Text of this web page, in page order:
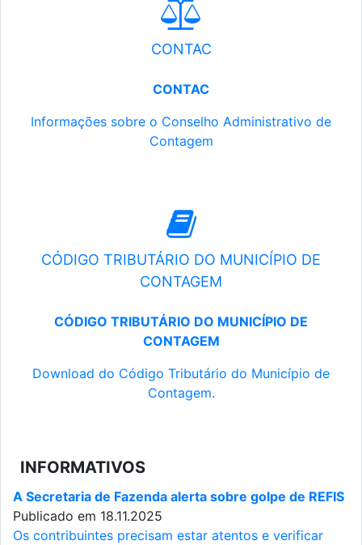
CONTAC
CONTAC
Informações sobre o Conselho Administrativo de
Contagem
CÓDIGO TRIBUTÁRIO DO MUNICÍPIO DE
CONTAGEM
CÓDIGO TRIBUTÁRIO DO MUNICÍPIO DE
CONTAGEM
Download do Código Tributário do Município de
Contagem.
INFORMATIVOS
A Secretaria de Fazenda alerta sobre golpe de REFIS
Publicado em 18.11.2025
Os contribuintes precisam estar atentos e verificar